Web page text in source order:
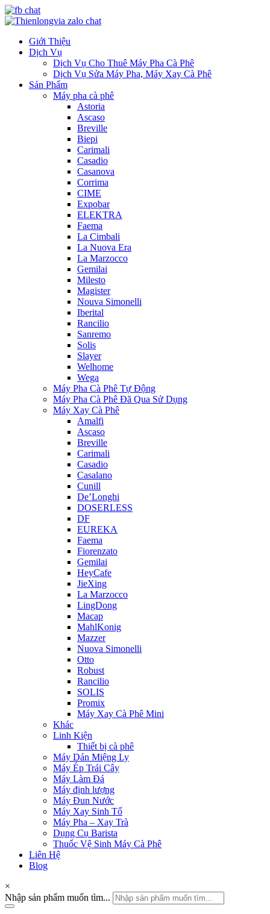
Giới Thiệu
Dịch Vụ
Dịch Vụ Cho Thuê Máy Pha Cà Phê
Dịch Vụ Sửa Máy Pha, Máy Xay Cà Phê
Sản Phẩm
Máy pha cà phê
Astoria
Ascaso
Breville
Biepi
Carimali
Casadio
Casanova
Corrima
CIME
Expobar
ELEKTRA
Faema
La Cimbali
La Nuova Era
La Marzocco
Gemilai
Milesto
Magister
Nouva Simonelli
Iberital
Rancilio
Sanremo
Solis
Slayer
Welhome
Wega
Máy Pha Cà Phê Tự Động
Máy Pha Cà Phê Đã Qua Sử Dụng
Máy Xay Cà Phê
Amalfi
Ascaso
Breville
Carimali
Casadio
Casalano
Cunill
De’Longhi
DOSERLESS
DF
EUREKA
Faema
Fiorenzato
Gemilai
HeyCafe
JieXing
La Marzocco
LingDong
Macap
MahlKonig
Mazzer
Nuova Simonelli
Otto
Robust
Rancilio
SOLIS
Promix
Máy Xay Cà Phê Mini
Khác
Linh Kiện
Thiết bị cà phê
Máy Dán Miệng Ly
Máy Ép Trái Cây
Máy Làm Đá
Máy định lượng
Máy Đun Nước
Máy Xay Sinh Tố
Máy Pha – Xay Trà
Dụng Cụ Barista
Thuốc Vệ Sinh Máy Cà Phê
Liên Hệ
Blog
×
Nhập sản phẩm muốn tìm...